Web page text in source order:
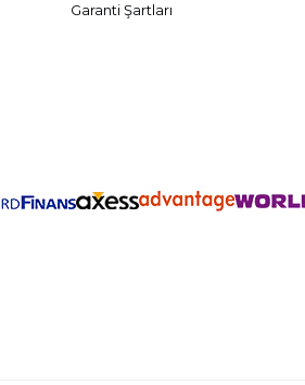
Garanti Şartları